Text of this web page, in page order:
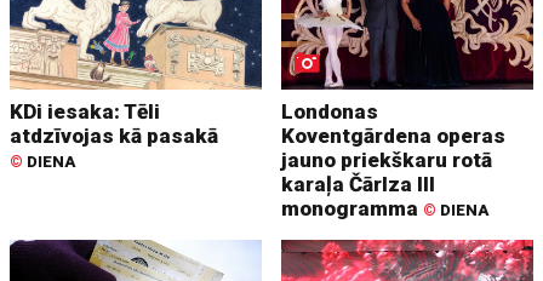
KDi iesaka: Tēli
atdzīvojas kā pasakā
© DIENA
Londonas
Koventgārdena operas
jauno priekškaru rotā
karaļa Čārlza III
monogramma © DIENA